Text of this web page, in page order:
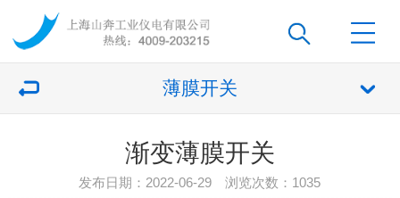
薄膜开关
渐变薄膜开关
发布日期：2022-06-29 浏览次数： 1035